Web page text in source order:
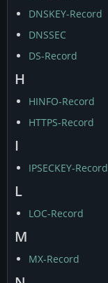
DNSKEY-Record
DNSSEC
DS-Record
H
HINFO-Record
HTTPS-Record
I
IPSECKEY-Record
L
LOC-Record
M
MX-Record